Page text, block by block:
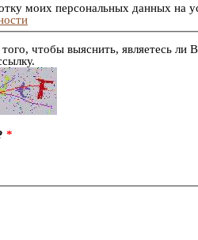
моих персональных данных на
чтобы выяснить, являетесь ли
*